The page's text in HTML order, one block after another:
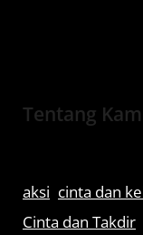
Tentang
aksi cinta dan
Cinta dan Takdir